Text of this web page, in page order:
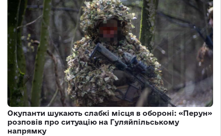
Окупанти шукають слабкі місця в обороні: «Перун»
розповів про ситуацію на Гуляйпільському
напрямку